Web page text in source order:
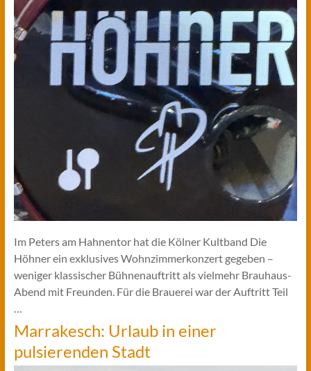
Im Peters am Hahnentor hat die Kölner Kultband Die
Höhner ein exklusives Wohnzimmerkonzert gegeben –
weniger klassischer Bühnenauftritt als vielmehr Brauhaus-
Abend mit Freunden. Für die Brauerei war der Auftritt Teil
…
Marrakesch: Urlaub in einer
pulsierenden Stadt